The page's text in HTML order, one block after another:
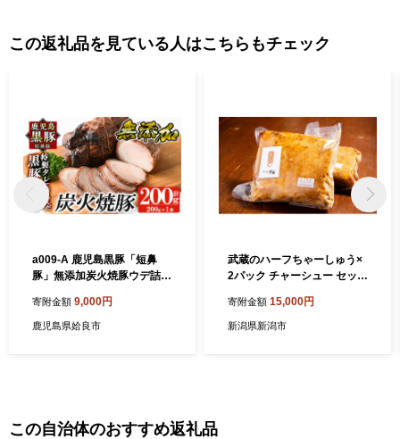
この返礼品を見ている人はこちらもチェック
a009-A 鹿児島黒豚「短鼻
豚」無添加炭火焼豚ウデ詰め
P)【鹿児島ますや】姶良市
国産 鹿児島黒豚 焼き豚 無添
寄附金額 9,000円
鹿児島県姶良市
武蔵のハーフちゃーしゅう×
2パック チャーシュー セット
かず お肉 肉 豚肉 豚 冷凍 冷
凍食品 新潟
寄附金額 15,000円
新潟県新潟市
この自治体のおすすめ返礼品